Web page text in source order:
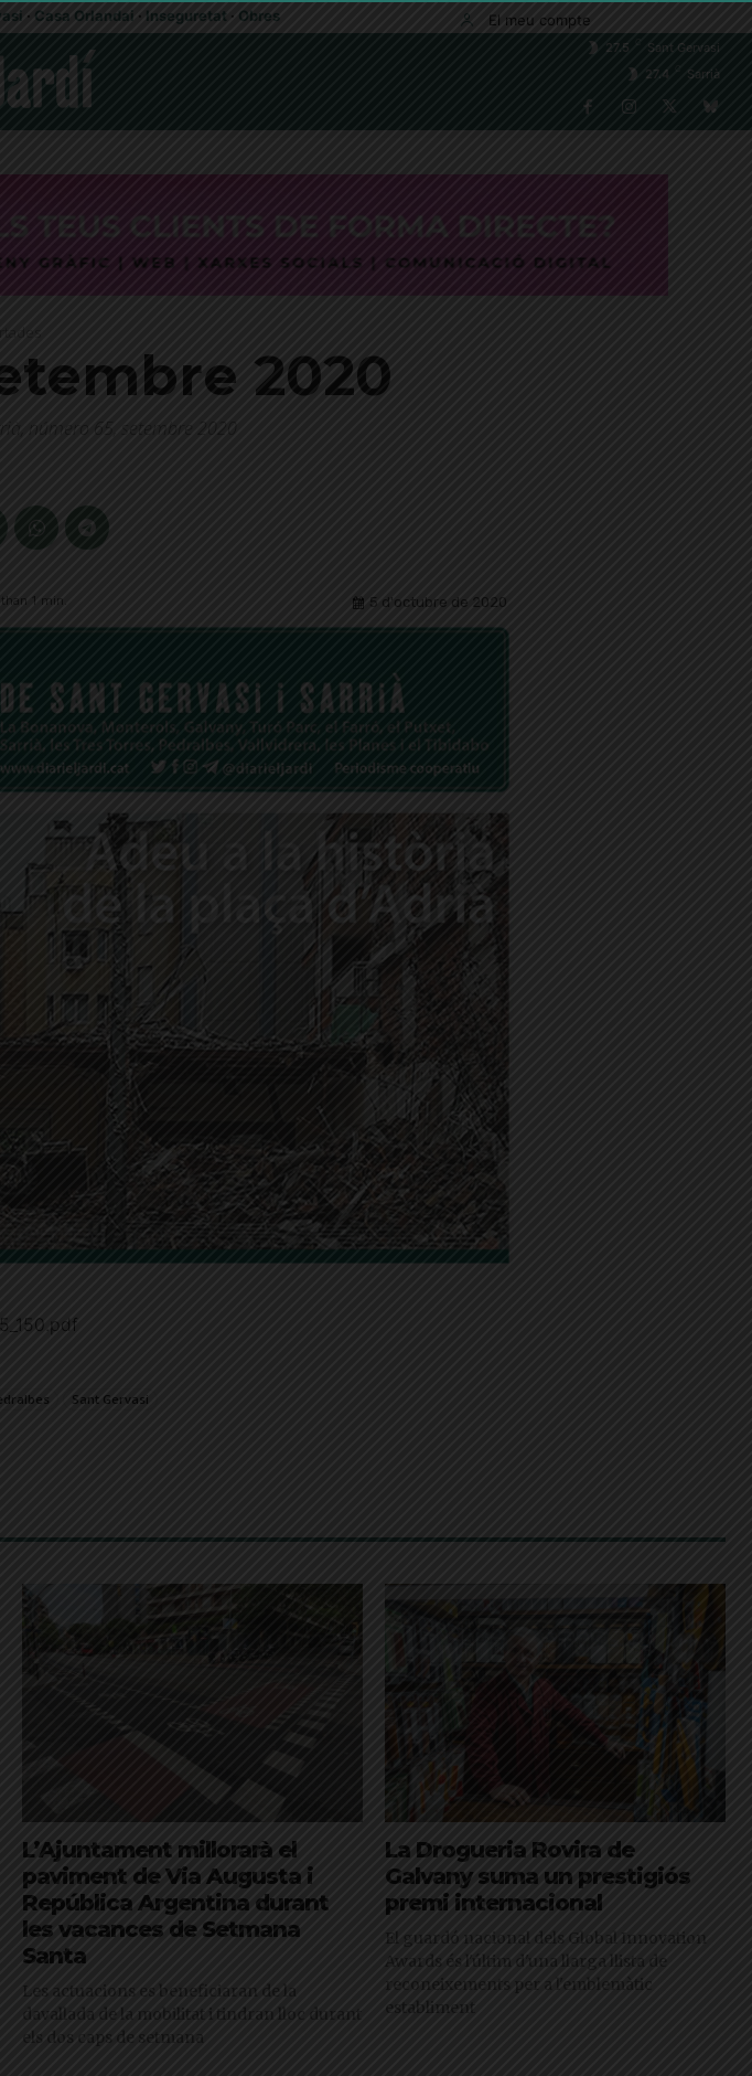
· Casa Orlandai · Inseguretat · Obres El meu compte
27.5
Sant Gervasi
27.4
Sarrià
2020
número 65, setembre 2020
1 min. 5 d'octubre de 2020
Sant Gervasi
L’Ajuntament millorarà el
paviment de Via Augusta i
República Argentina durant
les vacances de Setmana
Santa
Les actuacions es beneficiaran de la
davallada de la mobilitat i tindran lloc durant
els dos caps de setmana
La Drogueria Rovira de
Galvany suma un prestigiós
premi internacional
El guardó nacional dels Global Innovation
Awards és l'últim d'una llarga llista de
reconeixements per a l'emblemàtic
establiment